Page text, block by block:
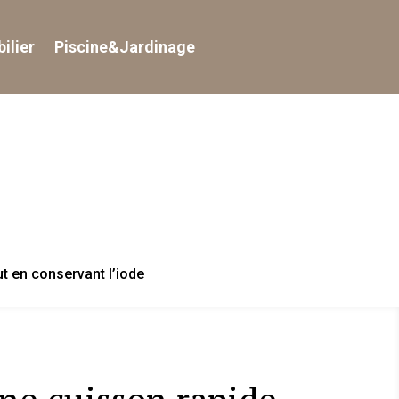
Piscine&Jardinage
en conservant l’iode